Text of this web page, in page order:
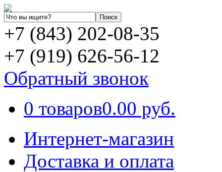
+7 (843) 202-08-35
+7 (919) 626-56-12
Обратный звонок
0 товаров0.00 руб.
Интернет-магазин
Доставка и оплата